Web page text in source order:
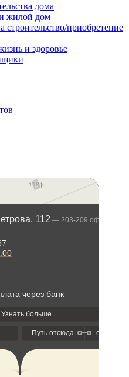
дома
жилой дом
приобретение
и здоровье